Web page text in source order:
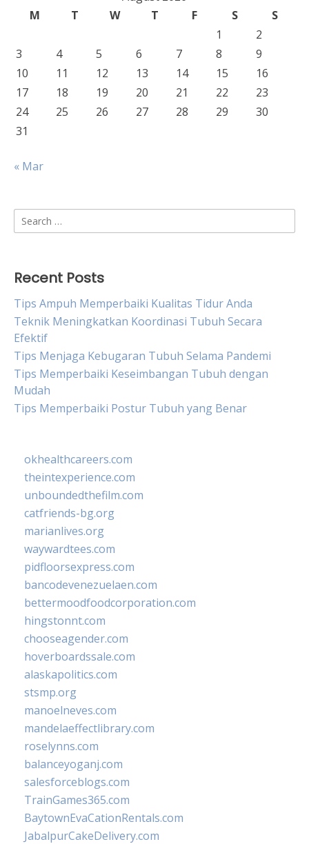
M
T W T F S
S
1
2
3
4 5 6 7 8
9
10
11 12 13 14 15
16
17
18 19 20 21 22
23
24
25 26 27 28 29
30
31
« Mar
Search
for:
Recent Posts
Tips Ampuh Memperbaiki Kualitas Tidur Anda
Teknik Meningkatkan Koordinasi Tubuh Secara
Efektif
Tips Menjaga Kebugaran Tubuh Selama Pandemi
Tips Memperbaiki Keseimbangan Tubuh dengan
Mudah
Tips Memperbaiki Postur Tubuh yang Benar
okhealthcareers.com
theintexperience.com
unboundedthefilm.com
catfriends-bg.org
marianlives.org
waywardtees.com
pidfloorsexpress.com
bancodevenezuelaen.com
bettermoodfoodcorporation.com
hingstonnt.com
chooseagender.com
hoverboardssale.com
alaskapolitics.com
stsmp.org
manoelneves.com
mandelaeffectlibrary.com
roselynns.com
balanceyoganj.com
salesforceblogs.com
TrainGames365.com
BaytownEvaCationRentals.com
JabalpurCakeDelivery.com